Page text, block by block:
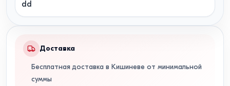
dd
Доставка
Бесплатная доставка в Кишиневе от минимальной
суммы